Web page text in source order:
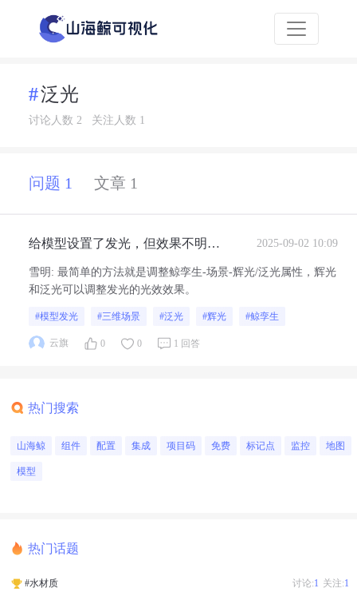
泛光
讨论人数 2 关注人数 1
问题 1 文章 1
给模型设置了发光，但效果不明
2025-09-02 10:09
雪明 : 最简单的方法就是调整鲸孪生-场景-辉光/泛光属性，辉光
和泛光可以调整发光的光效效果。
#模型发光 #三维场景 #泛光 #辉光 #鲸孪生
云旗 0 0 1 回答
热门搜索
山海鲸 组件 配置 集成 项目码 免费 标记点 监控 地图
模型
热门话题
#水材质 讨论:1 关注:1